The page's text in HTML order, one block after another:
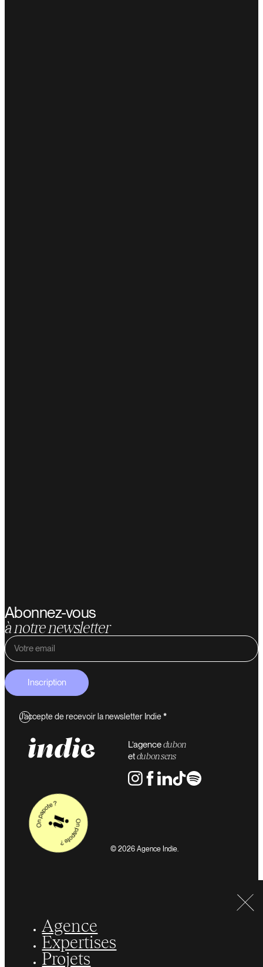
Abonnez-vous
à notre newsletter
Inscription
J'accepte de recevoir la newsletter Indie *
L’agencedu bon
etdu bon sens
© 2026 Agence Indie.
Agence
Expertises
Projets